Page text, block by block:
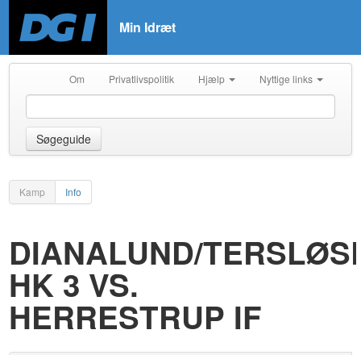
Min Idræt
Om Privatlivspolitik Hjælp Nyttige links
Søgeguide
Kamp Info
DIANALUND/
HK 3 VS.
HERRESTRUP IF